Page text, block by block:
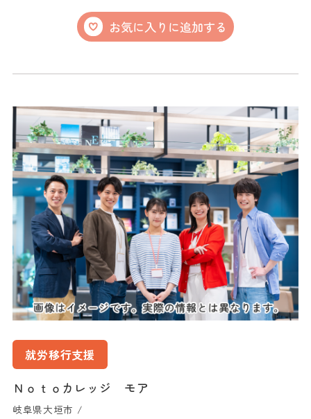
お気に入りに追加する
就労移行支援
Ｎｏｔｏカレッジ モア
岐阜県大垣市 /